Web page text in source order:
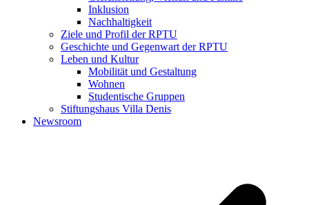
Inklusion
Nachhaltigkeit
Ziele und Profil der RPTU
Geschichte und Gegenwart der RPTU
Leben und Kultur
Mobilität und Gestaltung
Wohnen
Studentische Gruppen
Stiftungshaus Villa Denis
Newsroom